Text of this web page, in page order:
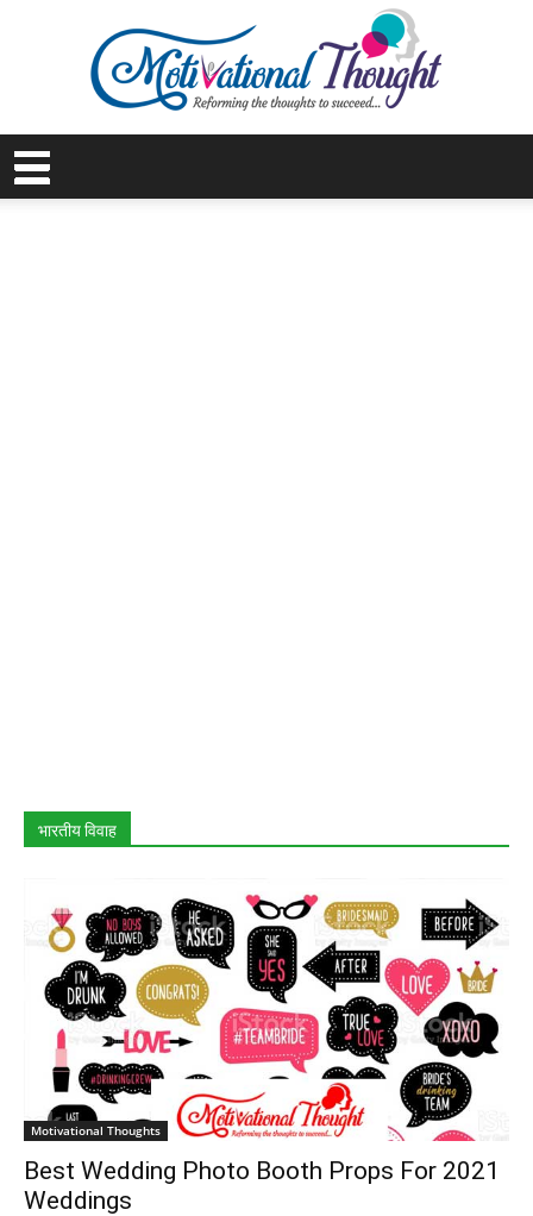
भारतीय विवाह
Motivational Thoughts
Best Wedding Photo Booth Props For 2021
Weddings